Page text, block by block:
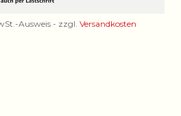
Ausweis - zzgl. Versandkosten